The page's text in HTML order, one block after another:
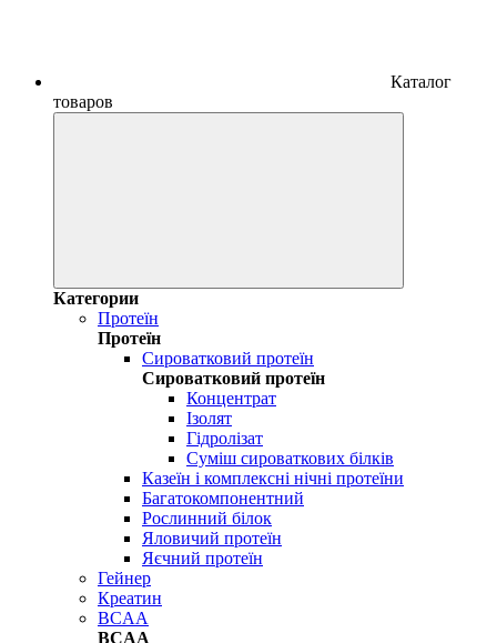
Каталог
товаров
Категории
Протеїн
Протеїн
Сироватковий протеїн
Сироватковий протеїн
Концентрат
Ізолят
Гідролізат
Суміш сироваткових білків
Казеїн і комплексні нічні протеїни
Багатокомпонентний
Рослинний білок
Яловичий протеїн
Яєчний протеїн
Гейнер
Креатин
BCAA
BCAA